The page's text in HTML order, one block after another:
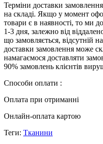
Терміни доставки замовлення
на складі. Якщо у момент
товари є в наявності, то ми
1-3 дня, залежно від
що замовляється, відсутній
доставки замовлення може
намагаємося доставляти
90% замовлень клієнтів
Способи оплати :
Оплата при отриманні
Онлайн-оплата картою
Теги: Тканини